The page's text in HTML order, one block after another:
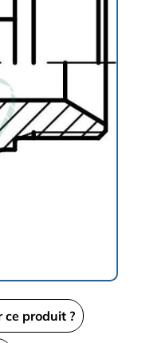
ce produit ?